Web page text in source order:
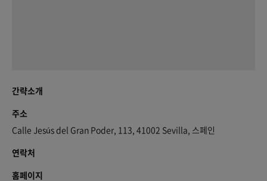
간략소개
주소
Calle Jesús del Gran Poder, 113, 41002 Sevilla, 스페인
연락처
홈페이지